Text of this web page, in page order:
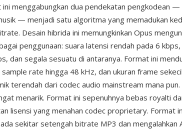
menggabungkan dua pendekatan pengkodean —
— menjadi satu algoritma yang memadukan
Desain hibrida ini memungkinkan Opus
penggunaan: suara latensi rendah pada 6
dan segala sesuatu di antaranya. Format ini
rate hingga 48 kHz, dan ukuran frame
terendah dari codec audio mainstream mana pun.
menarik. Format ini sepenuhnya bebas royalti
lisensi yang menahan codec proprietary. Format
sekitar setengah bitrate MP3 dan mengalahkan